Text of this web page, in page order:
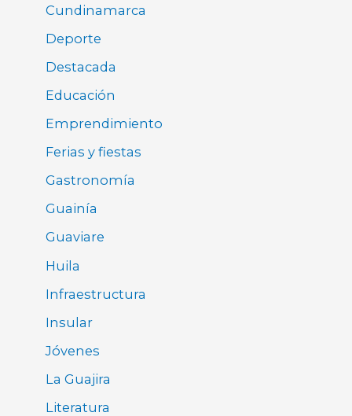
Cundinamarca
Deporte
Destacada
Educación
Emprendimiento
Ferias y fiestas
Gastronomía
Guainía
Guaviare
Huila
Infraestructura
Insular
Jóvenes
La Guajira
Literatura